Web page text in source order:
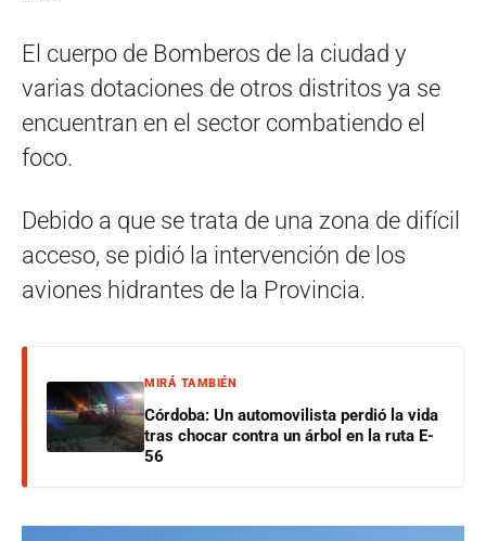
El cuerpo de Bomberos de la ciudad y
varias dotaciones de otros distritos ya se
encuentran en el sector combatiendo el
foco.
Debido a que se trata de una zona de difícil
acceso, se pidió la intervención de los
aviones hidrantes de la Provincia.
MIRÁ TAMBIÉN
Córdoba: Un automovilista perdió la vida
tras chocar contra un árbol en la ruta E-
56